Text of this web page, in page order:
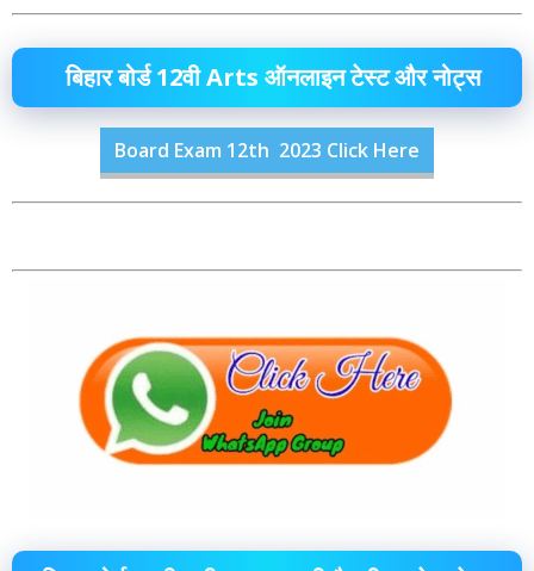
बिहार बोर्ड 12वी Arts ऑनलाइन टेस्ट और नोट्स
Board Exam 12th 2023 Click Here